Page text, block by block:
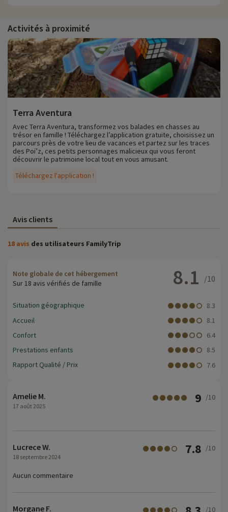
Activités à proximité
Terra Aventura
Téléchargez l'application !
Avec Terra Aventura, transformez vos balades en chasses au
trésor en famille ! Téléchargez l’application gratuite, choisissez un
parcours près de votre lieu de vacances et partez sur les traces
des Poï’z, ces petits personnages malicieux qui vous feront
découvrir le patrimoine local tout en vous amusant.
Avis clients
18 avis des utilisateurs FamilyTrip
Note globale de cet hébergement
Sur 18 avis vérifiés de famille
8.1 /10
Situation géographique
8.3
Accueil
8.1
Confort
6.4
Prestations enfants
8.5
Rapport Qualité / Prix
7.6
Amelie M.
17 août 2025
9 /10
Lucrece W.
18 septembre 2024
7.8 /10
Aucun commentaire
Morgane F. /10